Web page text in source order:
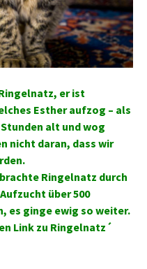
er ist
Esther aufzog – als
alt und wog
nicht daran, dass wir
Ringelnatz durch
über 500
es ginge ewig so weiter.
Link zu Ringelnatz´